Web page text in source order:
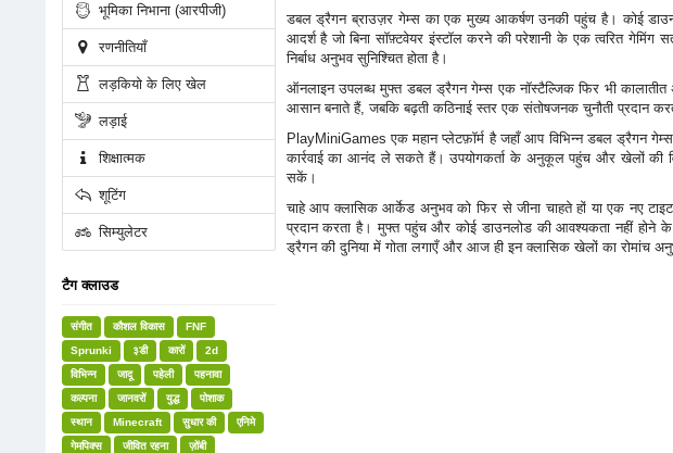
भूमिका निभाना (आरपीजी)
रणनीतियाँ
लड़कियो के लिए खेल
लड़ाई
शिक्षात्मक
शूटिंग
सिम्युलेटर
टैग क्लाउड
संगीत कौशल विकास
FNF
Sprunki
३डी कारों
2d
विभिन्न
जादू पहेली
पहनावा
कल्पना
जानवरों युद्ध
पोशाक
स्थान
Minecraft सुधार की
एनिमे
गेमपिक्स
जीवित रहना
ज़ोंबी
डबल ड्रैगन ब्राउज़र गेम्स का एक मुख्य आकर्षण उनकी पहुंच है। कोई
आदर्श है जो बिना सॉफ़्टवेयर इंस्टॉल करने की परेशानी के एक त्वरित
निर्बाध अनुभव सुनिश्चित होता है।
ऑनलाइन उपलब्ध मुफ्त डबल ड्रैगन गेम्स एक नॉस्टैल्जिक फिर भी
आसान बनाते हैं, जबकि बढ़ती कठिनाई स्तर एक संतोषजनक चुनौती
PlayMiniGames एक महान प्लेटफ़ॉर्म है जहाँ आप विभिन्न डबल
कार्रवाई का आनंद ले सकते हैं। उपयोगकर्ता के अनुकूल पहुंच और खेलों की
सकें।
चाहे आप क्लासिक आर्केड अनुभव को फिर से जीना चाहते हों या एक नए
प्रदान करता है। मुफ्त पहुंच और कोई डाउनलोड की आवश्यकता नहीं
ड्रैगन की दुनिया में गोता लगाएँ और आज ही इन क्लासिक खेलों का रोमांच